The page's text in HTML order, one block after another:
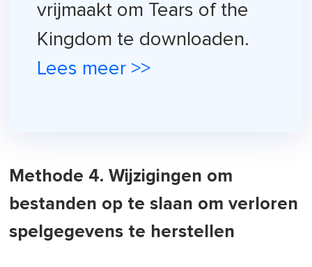
vrijmaakt om Tears of the
Kingdom te downloaden.
Lees meer >>
Methode 4. Wijzigingen om
bestanden op te slaan om verloren
spelgegevens te herstellen